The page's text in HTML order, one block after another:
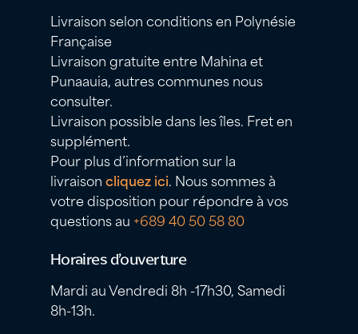
Livraison selon conditions en Polynésie
Française
Livraison gratuite entre Mahina et
Punaauia, autres communes nous
consulter.
Livraison possible dans les îles. Fret en
supplément.
Pour plus d’information sur la
livraisoncliquez ici. Nous sommes à
votre disposition pour répondre à vos
questions au +689 40 50 58 80
Horaires d’ouverture
Mardi au Vendredi 8h -17h30, Samedi
8h-13h.